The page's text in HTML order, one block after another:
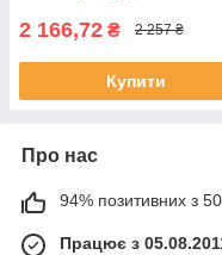
2 166,72 ₴ 2 257 ₴
Купити
Про нас
94% позитивних з
Працює з